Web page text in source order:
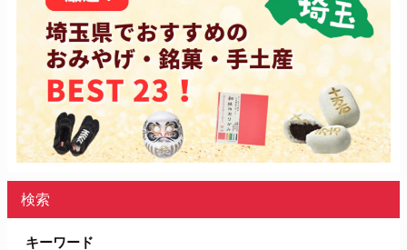
検索
キーワード